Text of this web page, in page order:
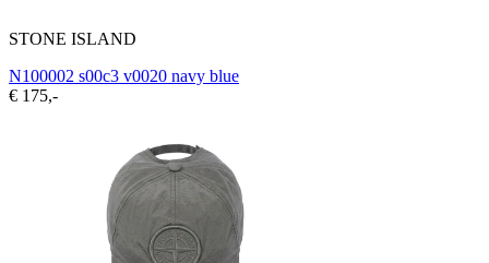
STONE ISLAND
N100002 s00c3 v0020 navy blue
€ 175,-